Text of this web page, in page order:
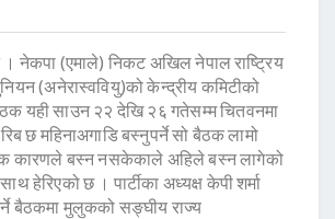
। नेकपा (एमाले) निकट अखिल नेपाल राष्ट्रिय
(अनेरास्ववियु)को केन्द्रीय कमिटीको
यही साउन २२ देखि २६ गतेसम्म चितवनमा
छ महिनाअगाडि बस्नुपर्ने सो बैठक लामो
कारणले बस्न नसकेकाले अहिले बस्न लागेको
हेरिएको छ । पार्टीका अध्यक्ष केपी शर्मा
बैठकमा मुलुकको सङ्घीय राज्य